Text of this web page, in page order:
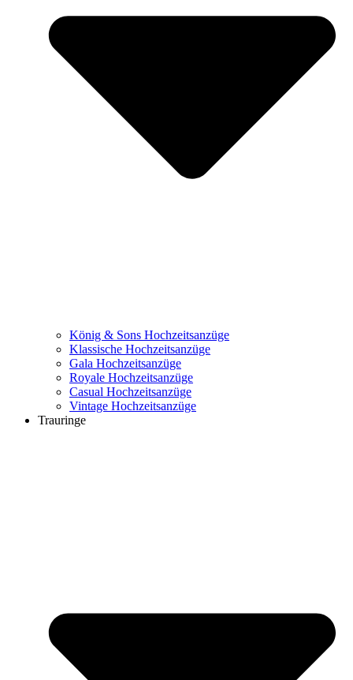
König & Sons Hochzeitsanzüge
Klassische Hochzeitsanzüge
Gala Hochzeitsanzüge
Royale Hochzeitsanzüge
Casual Hochzeitsanzüge
Vintage Hochzeitsanzüge
Trauringe